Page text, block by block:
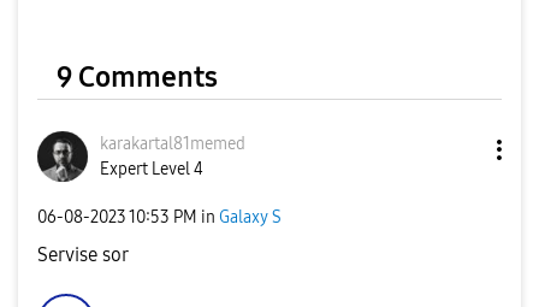
9 Comments
karakartal81memed
Expert Level 4
‎06-08-202310:53 PM in Galaxy S
Servise sor